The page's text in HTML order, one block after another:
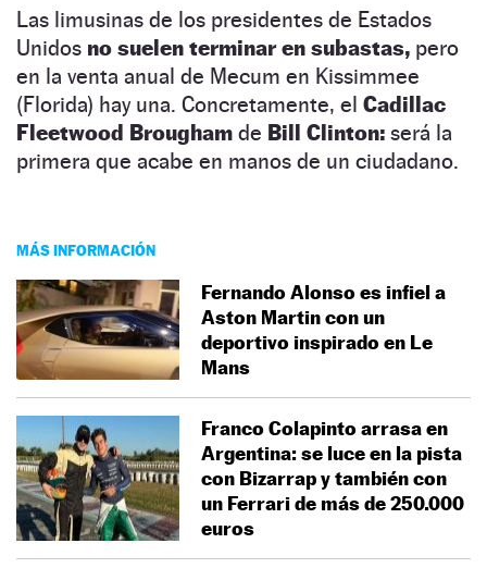
Las limusinas de los presidentes de Estados
Unidos no suelen terminar en subastas, pero
en la venta anual de Mecum en Kissimmee
(Florida) hay una. Concretamente, el Cadillac
Fleetwood Brougham de Bill Clinton: será la
primera que acabe en manos de un ciudadano.
MÁS INFORMACIÓN
Fernando Alonso es infiel a
Aston Martin con un
deportivo inspirado en Le
Mans
Franco Colapinto arrasa en
Argentina: se luce en la pista
con Bizarrap y también con
un Ferrari de más de 250.000
euros